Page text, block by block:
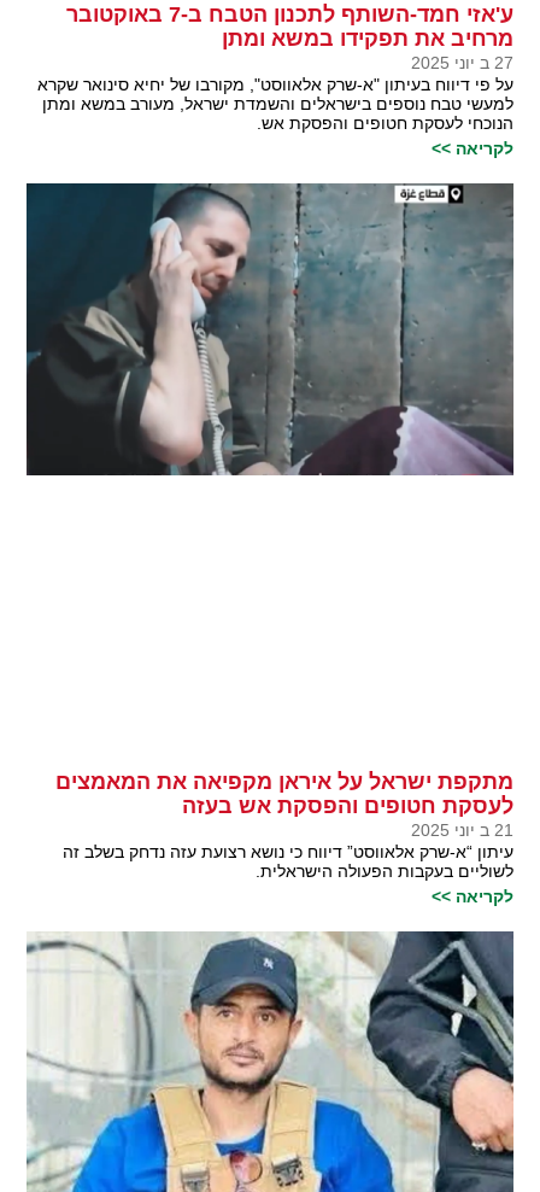
ע'אזי חמד-השותף לתכנון הטבח ב-7 באוקטובר
מרחיב את תפקידו במשא ומתן
27 ב יוני 2025
על פי דיווח בעיתון "א-שרק אלאווסט", מקורבו של יחיא סינואר שקרא
למעשי טבח נוספים בישראלים והשמדת ישראל, מעורב במשא ומתן
הנוכחי לעסקת חטופים והפסקת אש.
לקריאה >>
מתקפת ישראל על איראן מקפיאה את המאמצים
לעסקת חטופים והפסקת אש בעזה
21 ב יוני 2025
עיתון “א-שרק אלאווסט” דיווח כי נושא רצועת עזה נדחק בשלב זה
לשוליים בעקבות הפעולה הישראלית.
לקריאה >>